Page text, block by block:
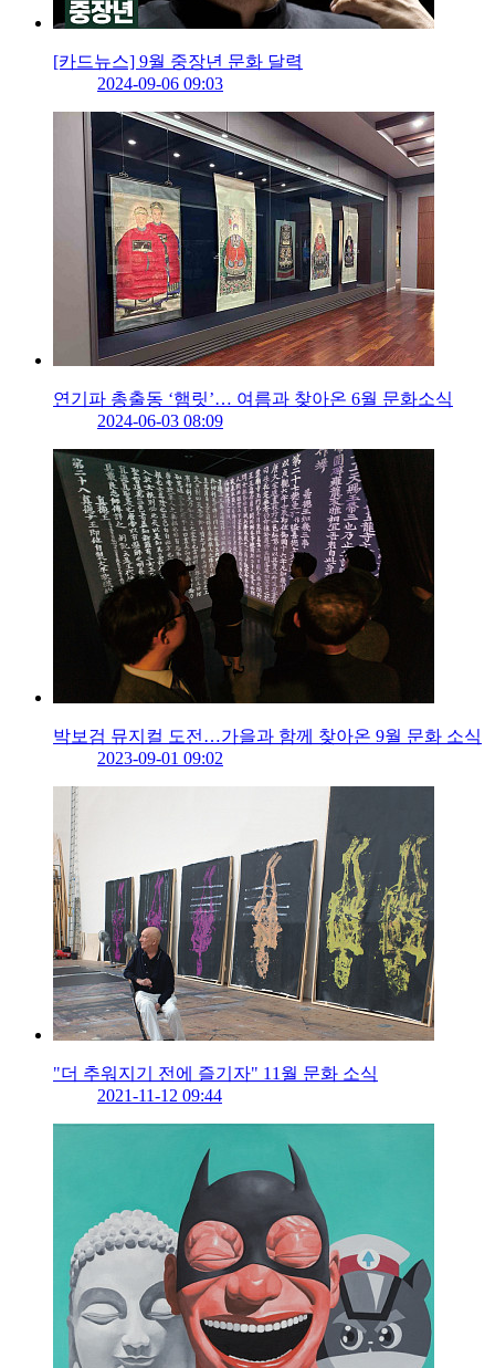
[카드뉴스] 9월 중장년 문화 달력
2024-09-06 09:03
연기파 총출동 ‘햄릿’… 여름과 찾아온 6월 문화소식
2024-06-03 08:09
박보검 뮤지컬 도전…가을과 함께 찾아온 9월 문화 소식
2023-09-01 09:02
"더 추워지기 전에 즐기자" 11월 문화 소식
2021-11-12 09:44